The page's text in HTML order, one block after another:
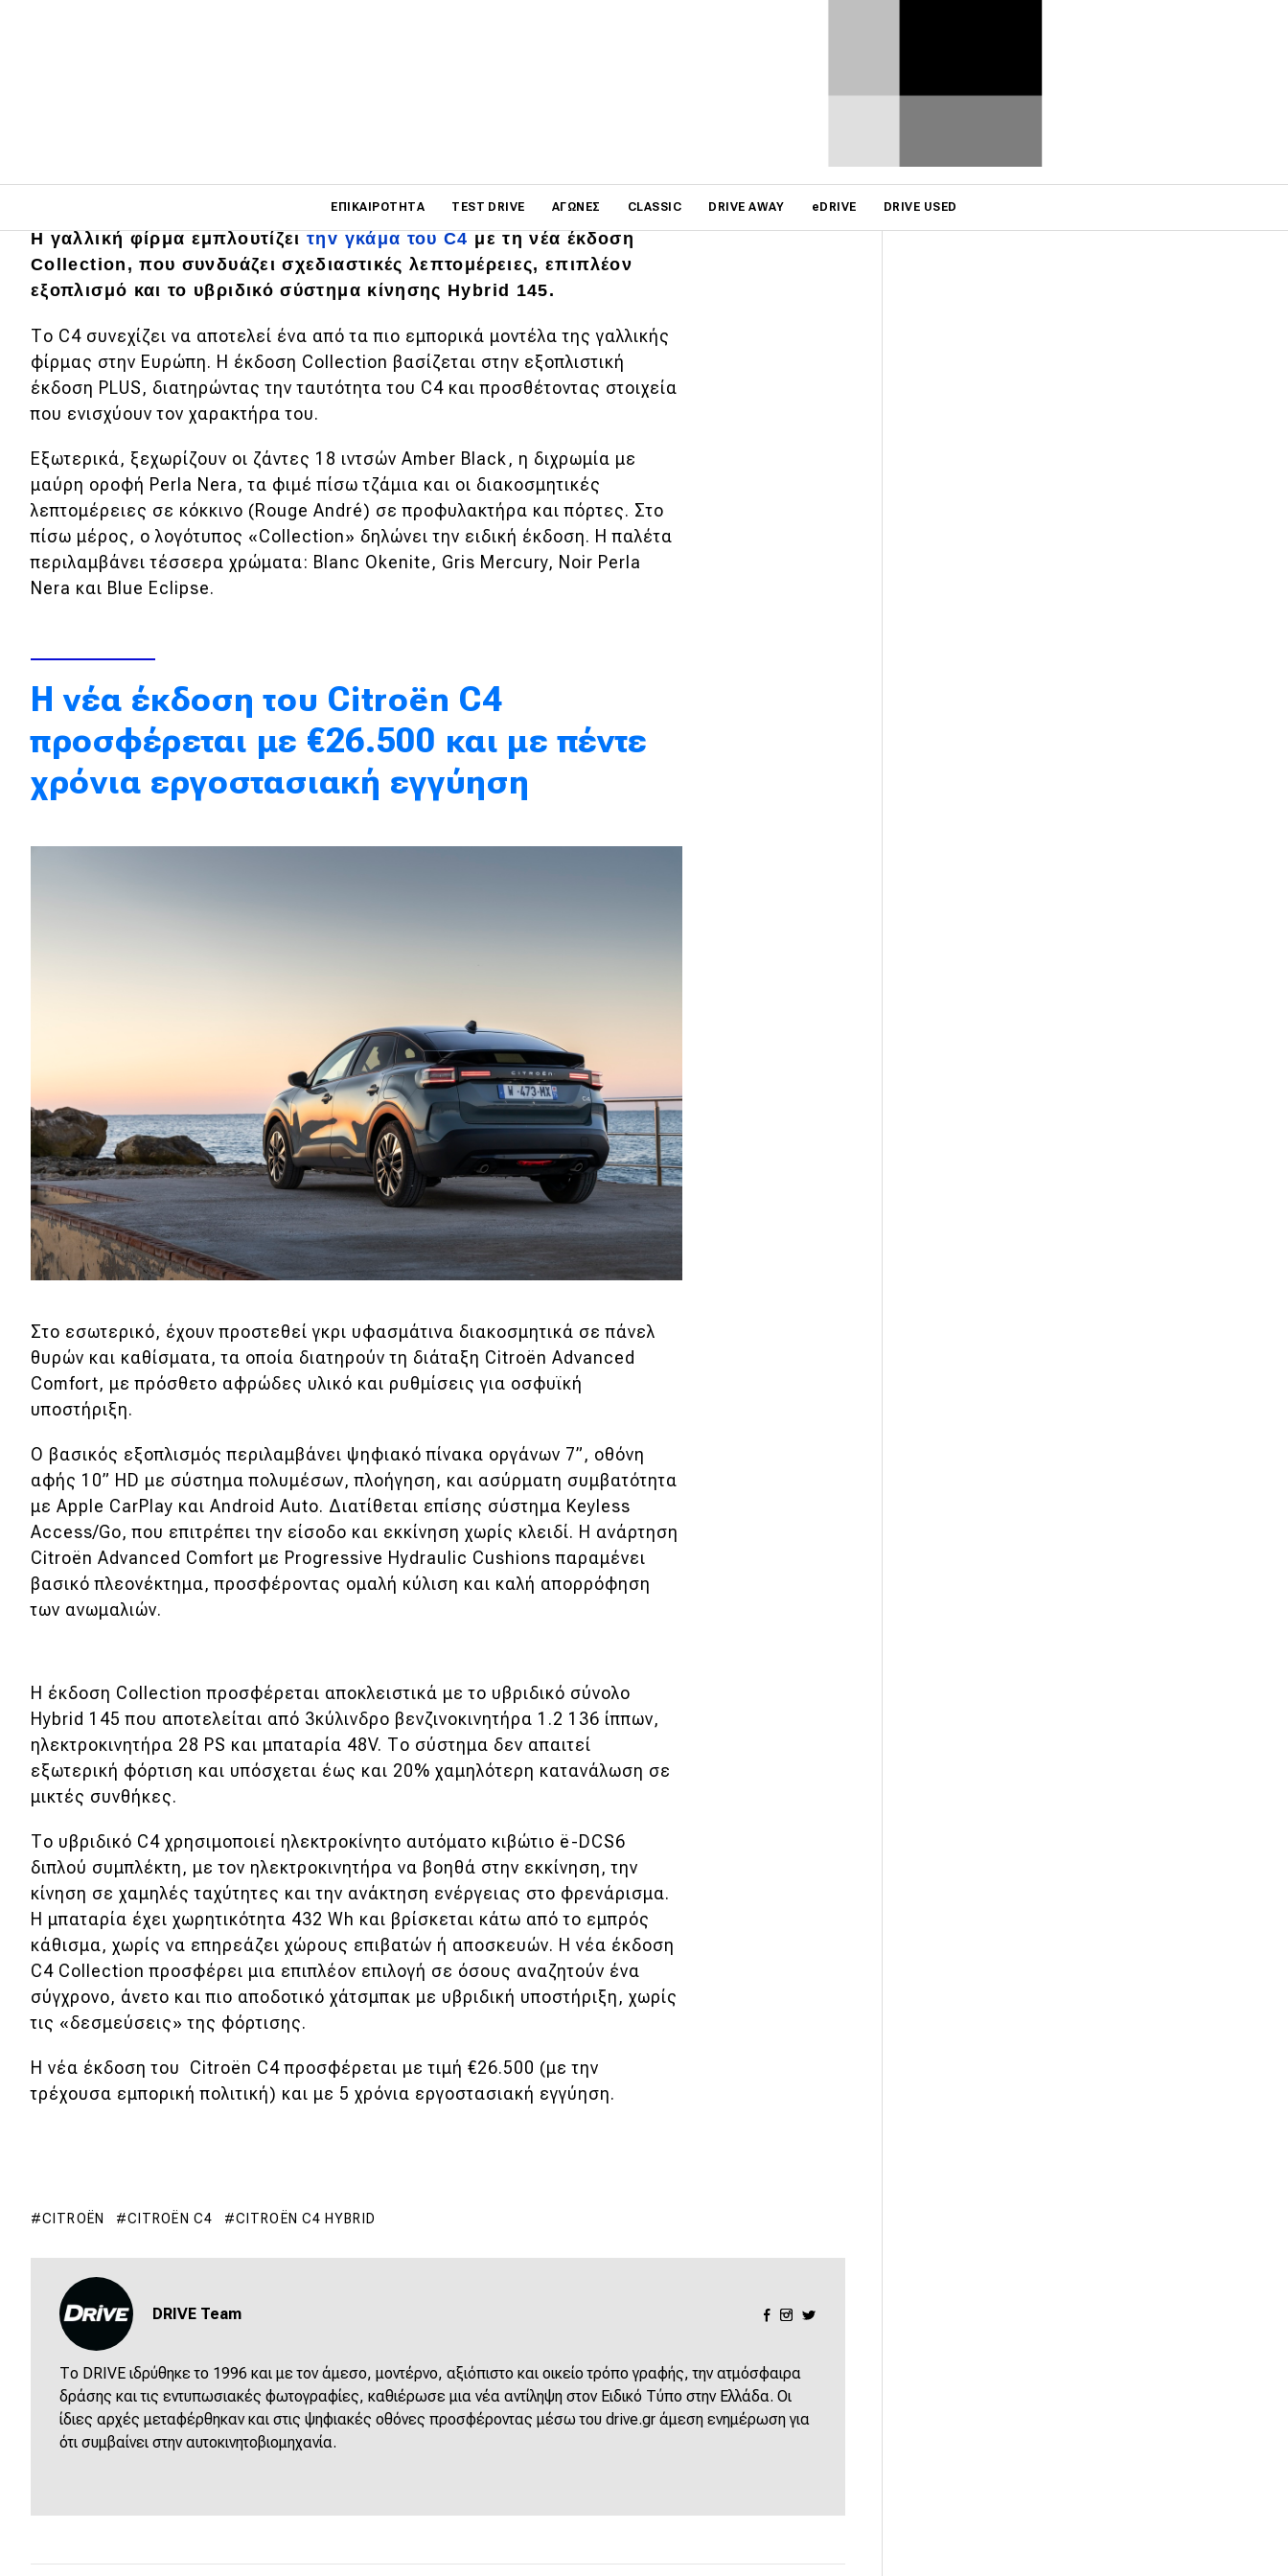
ΕΠΙΚΑΙΡΌΤΗΤΑ TEST DRIVE ΑΓΏΝΕΣ CLASSIC DRIVE AWAY eDRIVE DRIVE USED
Main navigation
Επικαιρότητα
Νέα μοντέλα
Πρωτότυπα
Ελλάδα
Κόσμος
Τεχνολογία
Ασφάλεια
Αγορά
Απόψεις
Δοκιμή
Αποστολή
Συγκρίνουμε
Τεχνολογία
Mobility
Σταθμοί φόρτισης
Classic
Παρουσιάσεις
DRIVE Away
MOTO
Μεταχειρισμένο
Οδηγός αγοράς
Συμβουλές
Συμβουλές
ΚΤΕΟ
Οδική βοήθεια
eDRIVE
DRIVE USED
Η γαλλική φίρμα εμπλουτίζειτηv γκάμα του C4 με τη νέα έκδοση
Collection, που συνδυάζει σχεδιαστικές λεπτομέρειες, επιπλέον
εξοπλισμό και το υβριδικό σύστημα κίνησης Hybrid 145.
Το C4 συνεχίζει να αποτελεί ένα από τα πιο εμπορικά μοντέλα της γαλλικής
φίρμας στην Ευρώπη. Η έκδοση Collection βασίζεται στην εξοπλιστική
έκδοση PLUS, διατηρώντας την ταυτότητα του C4 και προσθέτοντας στοιχεία
που ενισχύουν τον χαρακτήρα του.
Εξωτερικά, ξεχωρίζουν οι ζάντες 18 ιντσών Amber Black, η διχρωμία με
μαύρη οροφή Perla Nera, τα φιμέ πίσω τζάμια και οι διακοσμητικές
λεπτομέρειες σε κόκκινο (Rouge André) σε προφυλακτήρα και πόρτες. Στο
πίσω μέρος, ο λογότυπος «Collection» δηλώνει την ειδική έκδοση. Η παλέτα
περιλαμβάνει τέσσερα χρώματα: Blanc Okenite, Gris Mercury, Noir Perla
Nera και Blue Eclipse.
Η νέα έκδοση του Citroën C4
προσφέρεται με €26.500 και με πέντε
χρόνια εργοστασιακή εγγύηση
Στο εσωτερικό, έχουν προστεθεί γκρι υφασμάτινα διακοσμητικά σε πάνελ
θυρών και καθίσματα, τα οποία διατηρούν τη διάταξη Citroën Advanced
Comfort, με πρόσθετο αφρώδες υλικό και ρυθμίσεις για οσφυϊκή
υποστήριξη.
Ο βασικός εξοπλισμός περιλαμβάνει ψηφιακό πίνακα οργάνων 7”, οθόνη
αφής 10” HD με σύστημα πολυμέσων, πλοήγηση, και ασύρματη συμβατότητα
με Apple CarPlay και Android Auto. Διατίθεται επίσης σύστημα Keyless
Access/Go, που επιτρέπει την είσοδο και εκκίνηση χωρίς κλειδί. Η ανάρτηση
Citroën Advanced Comfort με Progressive Hydraulic Cushions παραμένει
βασικό πλεονέκτημα, προσφέροντας ομαλή κύλιση και καλή απορρόφηση
των ανωμαλιών.
Η έκδοση Collection προσφέρεται αποκλειστικά με το υβριδικό σύνολο
Hybrid 145 που αποτελείται από 3κύλινδρο βενζινοκινητήρα 1.2 136 ίππων,
ηλεκτροκινητήρα 28 PS και μπαταρία 48V. Το σύστημα δεν απαιτεί
εξωτερική φόρτιση και υπόσχεται έως και 20% χαμηλότερη κατανάλωση σε
μικτές συνθήκες.
Το υβριδικό C4 χρησιμοποιεί ηλεκτροκίνητο αυτόματο κιβώτιο ë-DCS6
διπλού συμπλέκτη, με τον ηλεκτροκινητήρα να βοηθά στην εκκίνηση, την
κίνηση σε χαμηλές ταχύτητες και την ανάκτηση ενέργειας στο φρενάρισμα.
Η μπαταρία έχει χωρητικότητα 432 Wh και βρίσκεται κάτω από το εμπρός
κάθισμα, χωρίς να επηρεάζει χώρους επιβατών ή αποσκευών. Η νέα έκδοση
C4 Collection προσφέρει μια επιπλέον επιλογή σε όσους αναζητούν ένα
σύγχρονο, άνετο και πιο αποδοτικό χάτσμπακ με υβριδική υποστήριξη, χωρίς
τις «δεσμεύσεις» της φόρτισης.
Η νέα έκδοση του Citroën C4 προσφέρεται με τιμή €26.500 (με την
τρέχουσα εμπορική πολιτική) και με 5 χρόνια εργοστασιακή εγγύηση.
CITROËN CITROËN C4 CITROËN C4 HYBRID
DRIVE Team
Το DRIVE ιδρύθηκε το 1996 και με τον άμεσο, μοντέρνο, αξιόπιστο και οικείο τρόπο γραφής, την ατμόσφαιρα
δράσης και τις εντυπωσιακές φωτογραφίες, καθιέρωσε μια νέα αντίληψη στον Ειδικό Τύπο στην Ελλάδα. Οι
ίδιες αρχές μεταφέρθηκαν και στις ψηφιακές οθόνες προσφέροντας μέσω του drive.gr άμεση ενημέρωση για
ότι συμβαίνει στην αυτοκινητοβιομηχανία.